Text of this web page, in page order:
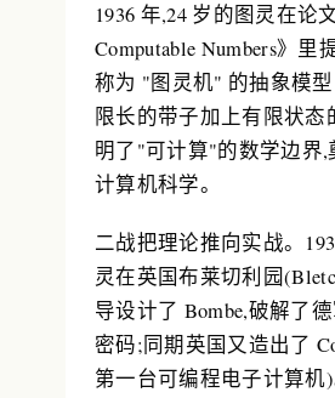
1936 年,24 岁的图灵在论
Computable Numbers》里
称为 "图灵机" 的抽象模
限长的带子加上有限状态
明了"可计算"的数学边界,
计算机科学。
二战把理论推向实战。
灵在英国布莱切利园
导设计了 Bombe,破解了
密码;同期英国又造出了
第一台可编程电子计算机